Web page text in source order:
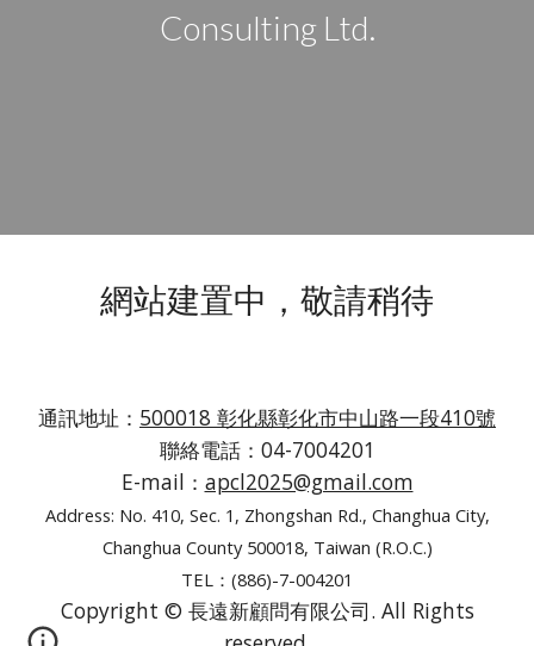
Consulting Ltd.
網站建置中，敬請稍待
通訊地址： 500018 彰化縣彰化市中山路一段410號
聯絡電話：04-7004201
E-mail： apcl2025@gmail.com
Address: No. 410, Sec. 1, Zhongshan Rd., Changhua City,
Changhua County 500018, Taiwan (R.O.C.)
TEL：(886)-7-004201
Copyright © 長遠新顧問有限公司. All Rights